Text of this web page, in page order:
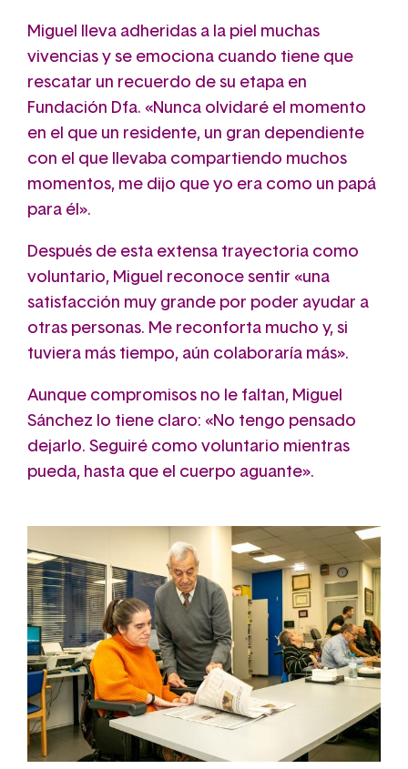
Miguel lleva adheridas a la piel muchas
vivencias y se emociona cuando tiene que
rescatar un recuerdo de su etapa en
Fundación Dfa. «Nunca olvidaré el momento
en el que un residente, un gran dependiente
con el que llevaba compartiendo muchos
momentos, me dijo que yo era como un papá
para él».
Después de esta extensa trayectoria como
voluntario, Miguel reconoce sentir «una
satisfacción muy grande por poder ayudar a
otras personas. Me reconforta mucho y, si
tuviera más tiempo, aún colaboraría más».
Aunque compromisos no le faltan, Miguel
Sánchez lo tiene claro: «No tengo pensado
dejarlo. Seguiré como voluntario mientras
pueda, hasta que el cuerpo aguante».